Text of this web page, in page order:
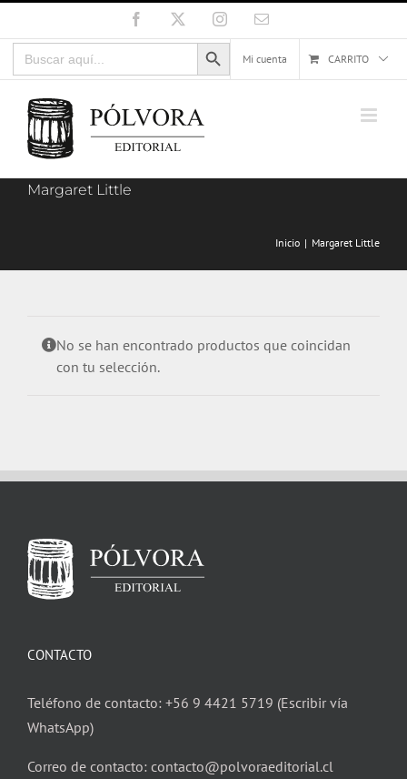
al
contenido
Facebook InstagramCorreo
Buscar:
Botón de búsqueda
Mi cuenta
CARRITO
Margaret Little
Inicio Margaret Little
No se han encontrado productos que coincidan
con tu selección.
CONTACTO
Teléfono de contacto: +56 9 4421 5719 (Escribir vía
WhatsApp)
Correo de contacto: contacto@polvoraeditorial.cl